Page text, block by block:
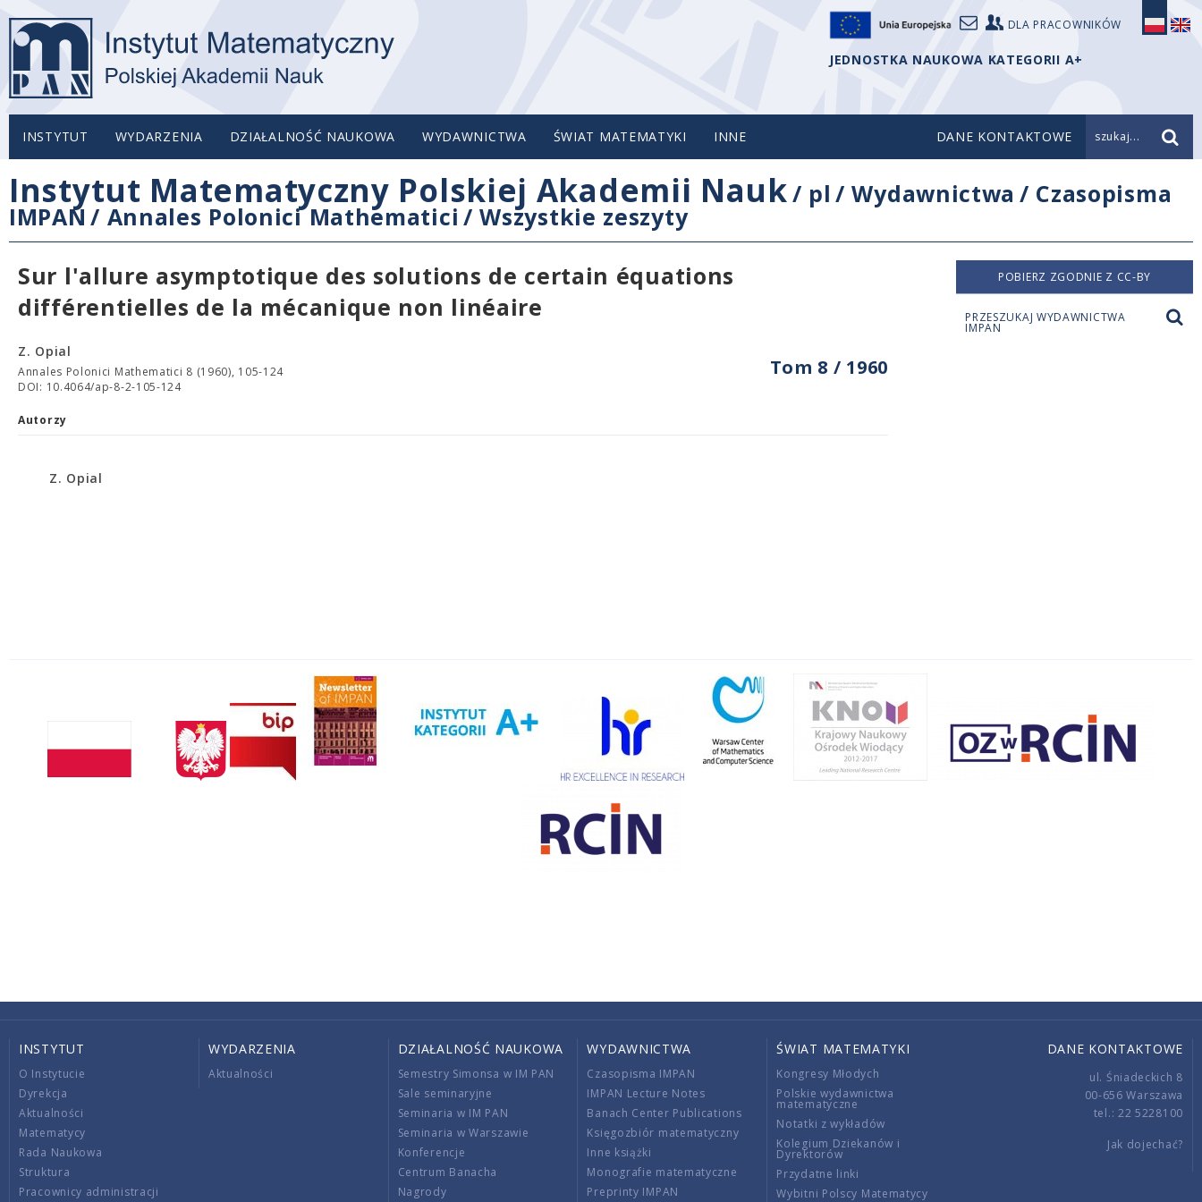
DLA PRACOWNIKÓW
JEDNOSTKA NAUKOWA KATEGORII A+
INSTYTUT WYDARZENIA DZIAŁALNOŚĆ NAUKOWA WYDAWNICTWA ŚWIAT MATEMATYKI INNE DANE KONTAKTOWE szukaj...
Instytut Matematyczny Polskiej Akademii Nauk/ pl /Wydawnictwa / Czasopisma
IMPAN / Annales Polonici Mathematici /Wszystkie zeszyty
Sur l'allure asymptotique des solutions de certain équations
différentielles de la mécanique non linéaire
Tom 8 / 1960
Z. Opial
Annales Polonici Mathematici 8 (1960), 105-124
DOI: 10.4064/ap-8-2-105-124
Autorzy
Z. Opial
POBIERZ ZGODNIE Z CC-BY
PRZESZUKAJ WYDAWNICTWA
IMPAN
INSTYTUT
O Instytucie
Dyrekcja
Aktualności
Matematycy
Rada Naukowa
Struktura
Pracownicy administracji
WYDARZENIA
Aktualności
DZIAŁALNOŚĆ NAUKOWA
Semestry Simonsa w IM PAN
Sale seminaryjne
Seminaria w IM PAN
Seminaria w Warszawie
Konferencje
Centrum Banacha
Nagrody
WYDAWNICTWA
Czasopisma IMPAN
IMPAN Lecture Notes
Banach Center Publications
Księgozbiór matematyczny
Inne książki
Monografie matematyczne
Preprinty IMPAN
ŚWIAT MATEMATYKI
Kongresy Młodych
Polskie wydawnictwa
matematyczne
Notatki z wykładów
Kolegium Dziekanów i
Dyrektorów
Przydatne linki
Wybitni Polscy Matematycy
DANE KONTAKTOWE
ul. Śniadeckich 8
00-656 Warszawa
tel.: 22 5228100
Jak dojechać?